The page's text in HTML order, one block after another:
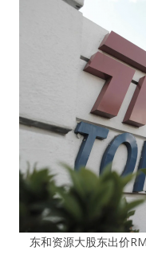
东和资源大股东出价